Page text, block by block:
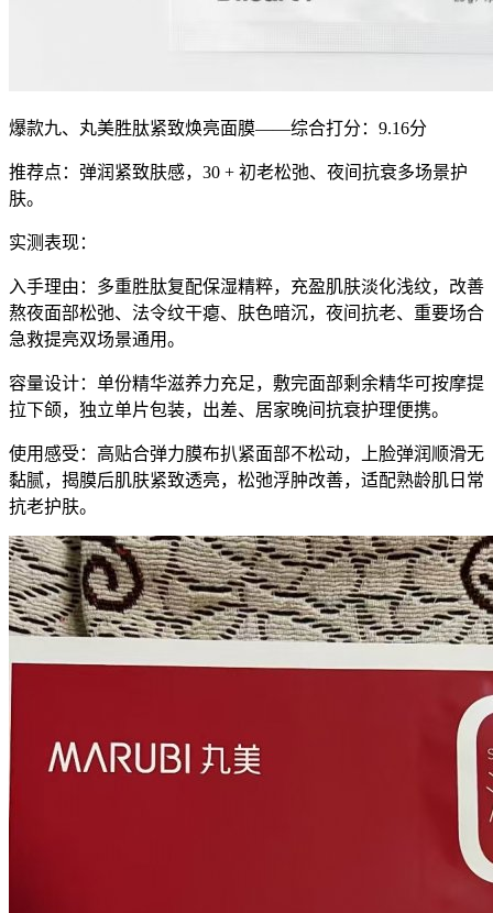
爆款九、丸美胜肽紧致焕亮面膜——综合打分：9.16分
推荐点：弹润紧致肤感，30 + 初老松弛、夜间抗衰多场景护
肤。
实测表现：
入手理由：多重胜肽复配保湿精粹，充盈肌肤淡化浅纹，改善
熬夜面部松弛、法令纹干瘪、肤色暗沉，夜间抗老、重要场合
急救提亮双场景通用。
容量设计：单份精华滋养力充足，敷完面部剩余精华可按摩提
拉下颌，独立单片包装，出差、居家晚间抗衰护理便携。
使用感受：高贴合弹力膜布扒紧面部不松动，上脸弹润顺滑无
黏腻，揭膜后肌肤紧致透亮，松弛浮肿改善，适配熟龄肌日常
抗老护肤。